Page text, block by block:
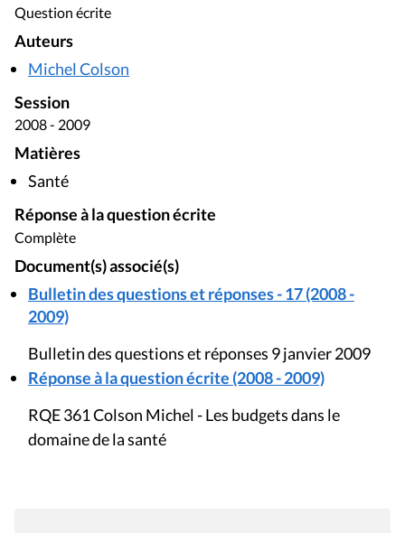
Question écrite
Auteurs
Michel Colson
Session
2008 - 2009
Matières
Santé
Réponse à la question écrite
Complète
Document(s) associé(s)
Bulletin des questions et réponses - 17 (2008 -
2009)
Bulletin des questions et réponses 9 janvier 2009
Réponse à la question écrite (2008 - 2009)
RQE 361 Colson Michel - Les budgets dans le
domaine de la santé